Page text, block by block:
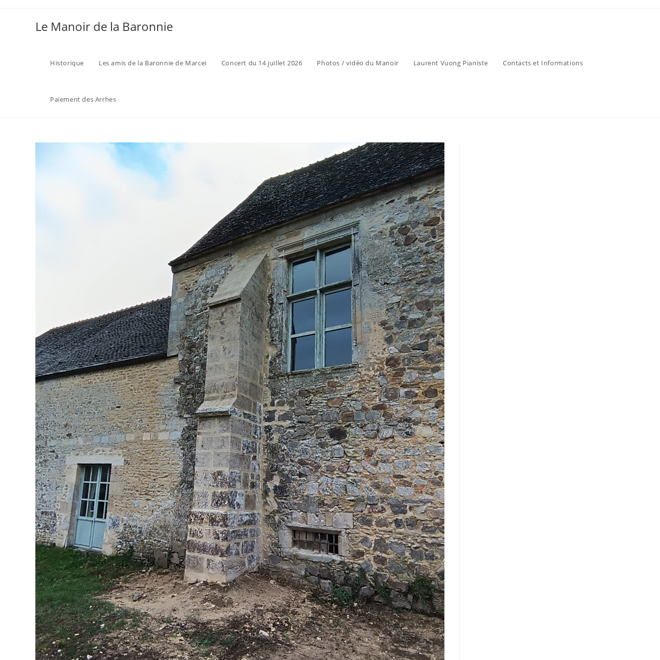
Le Manoir de la Baronnie
Historique Les amis de la Baronnie de Marcei Concert du 14 juillet 2026 Photos / vidéo du Manoir Laurent Vuong Pianiste Contacts et Informations
Paiement des Arrhes